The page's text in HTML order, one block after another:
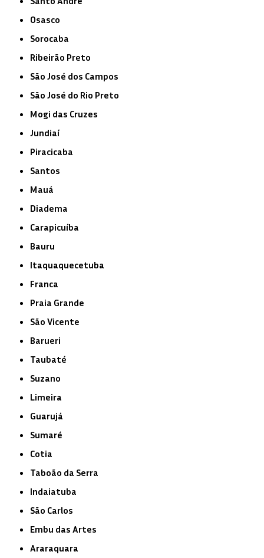
Osasco
Sorocaba
Ribeirão Preto
São José dos Campos
São José do Rio Preto
Mogi das Cruzes
Jundiaí
Piracicaba
Santos
Mauá
Diadema
Carapicuíba
Bauru
Itaquaquecetuba
Franca
Praia Grande
São Vicente
Barueri
Taubaté
Suzano
Limeira
Guarujá
Sumaré
Cotia
Taboão da Serra
Indaiatuba
São Carlos
Embu das Artes
Araraquara